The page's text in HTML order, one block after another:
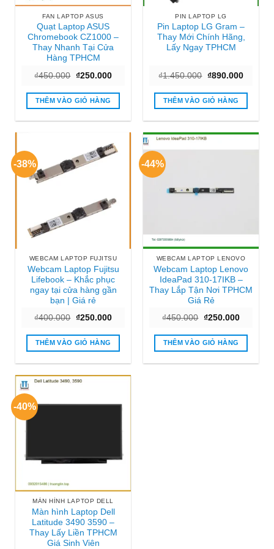
FAN LAPTOP ASUS
Quạt Laptop ASUS
Chromebook CZ1000 –
Thay Nhanh Tại Cửa
Hàng TPHCM
₫450.000 Giá
là:
₫450.000.
₫250.000Giá
tại
₫250.000.
THÊM VÀO GIỎ HÀNG
PIN LAPTOP LG
Pin Laptop LG Gram –
Thay Mới Chính Hãng,
Lấy Ngay TPHCM
₫1.450.000 Giá
là:
₫1.450.000.
₫890.000Giá
tại
THÊM VÀO GIỎ HÀNG
-38%
WEBCAM LAPTOP FUJITSU
Webcam Laptop Fujitsu
Lifebook – Khắc phục
ngay tại cửa hàng gần
bạn | Giá rẻ
₫400.000 Giá
là:
₫400.000.
₫250.000Giá
tại
₫250.000.
THÊM VÀO GIỎ HÀNG
-44%
WEBCAM LAPTOP LENOVO
Webcam Laptop Lenovo
IdeaPad 310-17IKB –
Thay Lắp Tận Nơi TPHCM
Giá Rẻ
₫450.000 Giá
là:
₫450.000.
₫250.000Giá
tại
THÊM VÀO GIỎ HÀNG
-40%
MÀN HÌNH LAPTOP DELL
Màn hình Laptop Dell
Latitude 3490 3590 –
Thay Lấy Liền TPHCM
Giá Sinh Viên